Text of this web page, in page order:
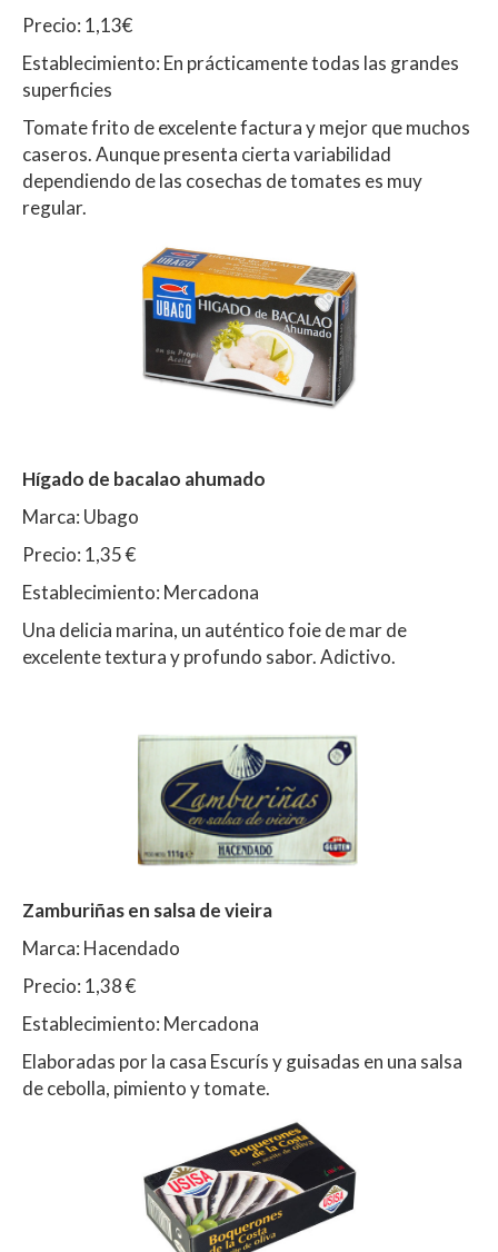
Precio: 1,13€
Establecimiento: En prácticamente todas las grandes
superficies
Tomate frito de excelente factura y mejor que muchos
caseros. Aunque presenta cierta variabilidad
dependiendo de las cosechas de tomates es muy
regular.
Hígado de bacalao ahumado
Marca: Ubago
Precio: 1,35 €
Establecimiento: Mercadona
Una delicia marina, un auténtico foie de mar de
excelente textura y profundo sabor. Adictivo.
Zamburiñas en salsa de vieira
Marca: Hacendado
Precio: 1,38 €
Establecimiento: Mercadona
Elaboradas por la casa Escurís y guisadas en una salsa
de cebolla, pimiento y tomate.